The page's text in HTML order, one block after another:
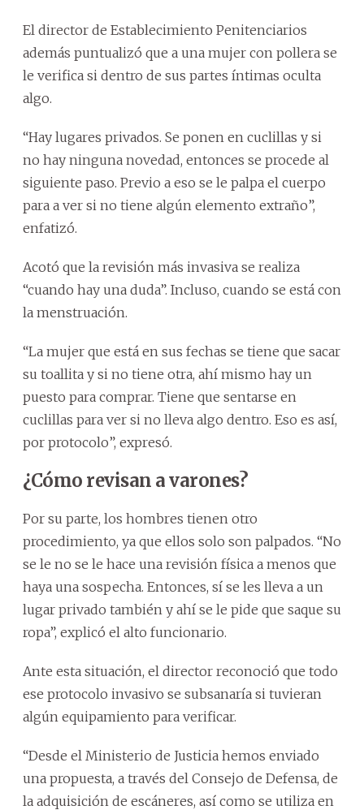
El director de Establecimiento Penitenciarios
además puntualizó que a una mujer con pollera se
le verifica si dentro de sus partes íntimas oculta
algo.
“Hay lugares privados. Se ponen en cuclillas y si
no hay ninguna novedad, entonces se procede al
siguiente paso. Previo a eso se le palpa el cuerpo
para a ver si no tiene algún elemento extraño”,
enfatizó.
Acotó que la revisión más invasiva se realiza
“cuando hay una duda”. Incluso, cuando se está con
la menstruación.
“La mujer que está en sus fechas se tiene que sacar
su toallita y si no tiene otra, ahí mismo hay un
puesto para comprar. Tiene que sentarse en
cuclillas para ver si no lleva algo dentro. Eso es así,
por protocolo”, expresó.
¿Cómo revisan a varones?
Por su parte, los hombres tienen otro
procedimiento, ya que ellos solo son palpados. “No
se le no se le hace una revisión física a menos que
haya una sospecha. Entonces, sí se les lleva a un
lugar privado también y ahí se le pide que saque su
ropa”, explicó el alto funcionario.
Ante esta situación, el director reconoció que todo
ese protocolo invasivo se subsanaría si tuvieran
algún equipamiento para verificar.
“Desde el Ministerio de Justicia hemos enviado
una propuesta, a través del Consejo de Defensa, de
la adquisición de escáneres, así como se utiliza en